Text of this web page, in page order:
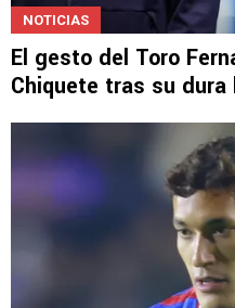
NOTICIAS
El gesto del Toro
Chiquete tras su dura